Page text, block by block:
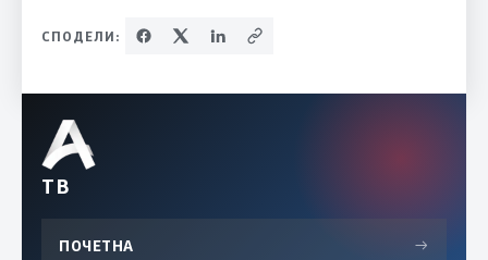
СПОДЕЛИ:
ТВ
ПОЧЕТНА →